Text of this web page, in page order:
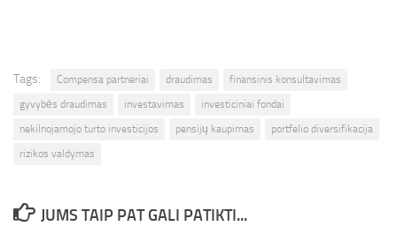
Tags: Compensa partneriai draudimas
finansinis konsultavimas
gyvybės draudimas
investavimas
investiciniai fondai
nekilnojamojo turto investicijos
pensijų kaupimas
portfelio diversifikacija
rizikos valdymas
JUMS TAIP PAT GALI PATIKTI...